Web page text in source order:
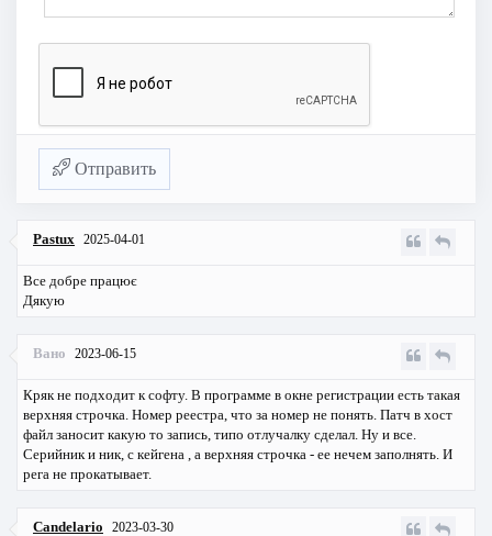
Отправить
Pastux 2025-04-01
Все добре працює
Дякую
Вано 2023-06-15
Кряк не подходит к софту. В программе в окне регистрации есть такая
верхняя строчка. Номер реестра, что за номер не понять. Патч в хост
файл заносит какую то запись, типо отлучалку сделал. Ну и все.
Серийник и ник, с кейгена , а верхняя строчка - ее нечем заполнять. И
рега не прокатывает.
Candelario 2023-03-30